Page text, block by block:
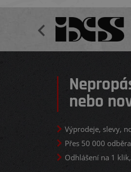
nebo
Výprodeje, slevy,
Přes 50 000
Odhlášení na 1